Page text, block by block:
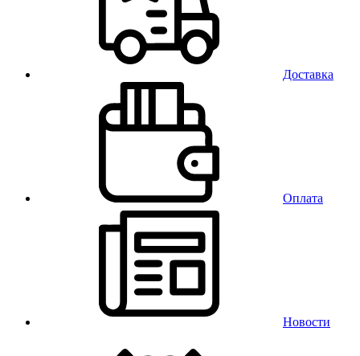
Доставка
Оплата
Новости